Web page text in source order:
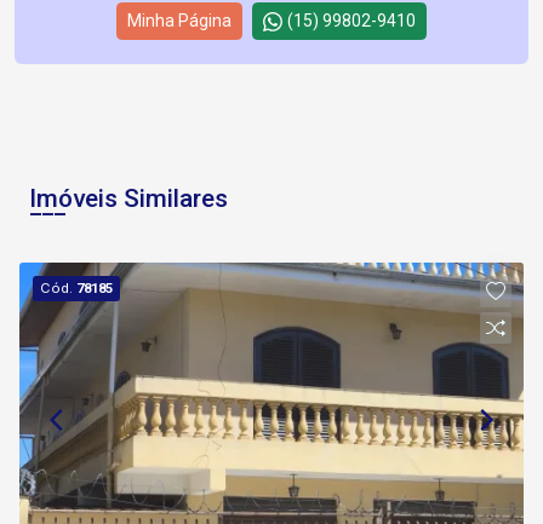
Minha Página (15) 99802-9410
Imóveis Similares
Cód. 78185